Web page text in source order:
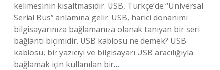
kelimesinin kısaltmasıdır. USB, Türkçe’de “Universal
Serial Bus” anlamına gelir. USB, harici donanımı
bilgisayarınıza bağlamanıza olanak tanıyan bir seri
bağlantı biçimidir. USB kablosu ne demek? USB
kablosu, bir yazıcıyı ve bilgisayarı USB aracılığıyla
bağlamak için kullanılan bir…